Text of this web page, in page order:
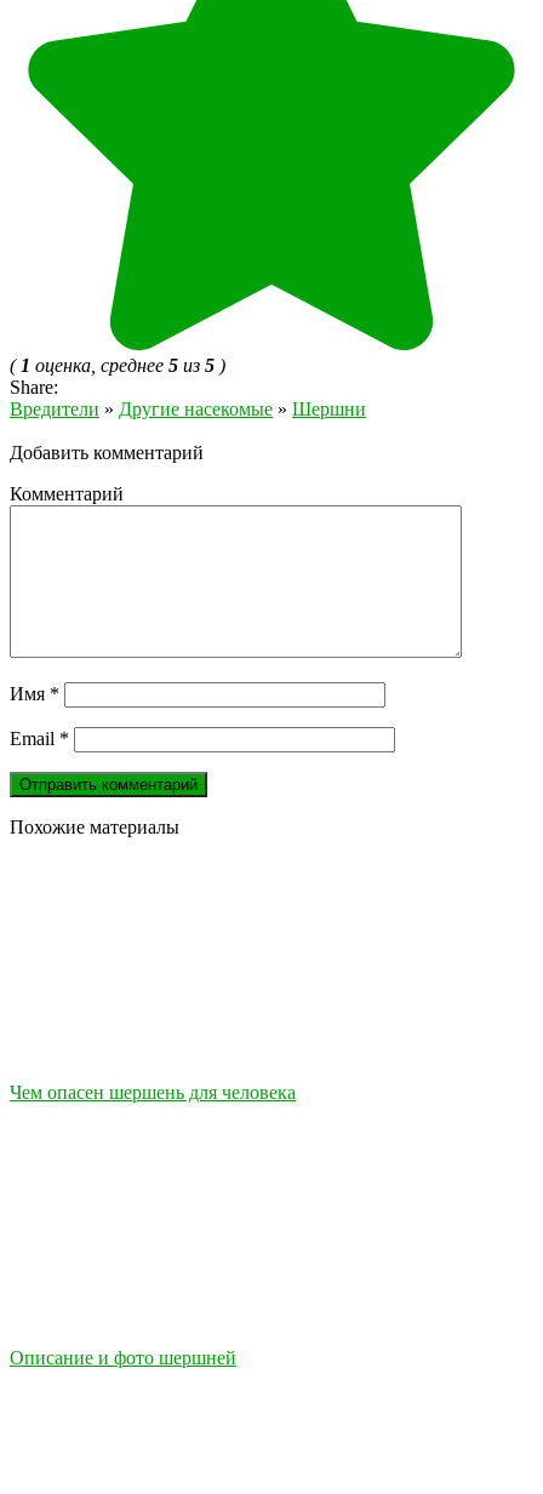
( 1 оценка, среднее 5 из 5 )
Share:
Вредители » Другие насекомые » Шершни
Добавить комментарий
Комментарий
Имя *
Email *
Похожие материалы
Чем опасен шершень для человека
Описание и фото шершней